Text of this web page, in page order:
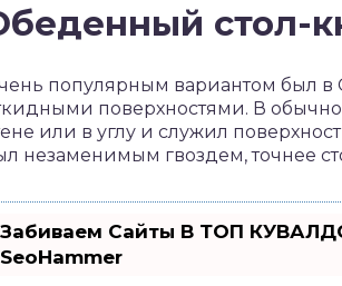
стол-
популярным вариантом был в
поверхностями. В
или в углу и служил
незаменимым гвоздем, точнее
Забиваем Сайты В ТОП
SeoHammer